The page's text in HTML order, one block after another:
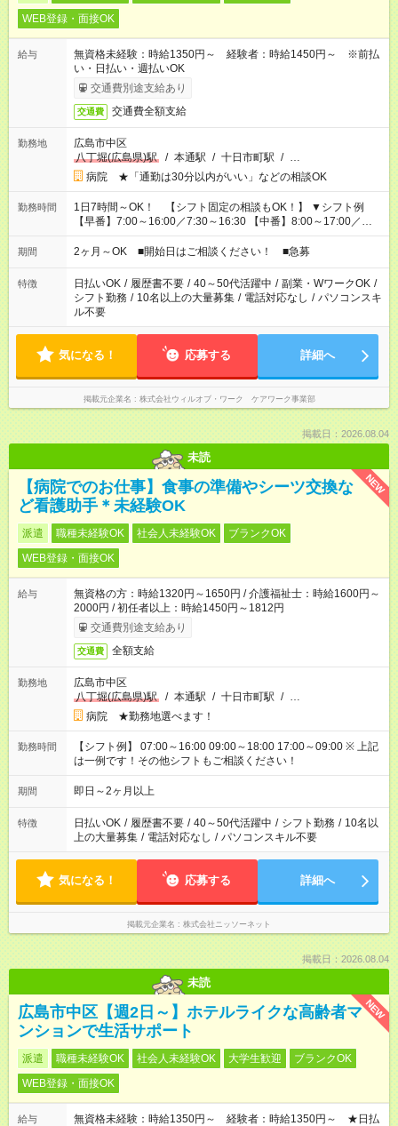
WEB登録・面接OK
給与
無資格未経験：時給1350円～ 経験者：時給1450円～ ※前払
い・日払い・週払いOK
交通費別途支給あり
交通費 交通費全額支給
勤務地
広島市中区
八丁堀(広島県)駅
/ 本通駅 / 十日市町駅 / …
病院 ★「通勤は30分以内がいい」などの相談OK
勤務時間
1日7時間～OK！ 【シフト固定の相談もOK！】 ▼シフト例
【早番】7:00～16:00／7:30～16:30 【中番】8:00～17:00／
9:00～18:00 【遅番】11:00～20:00／13:00～22:00 「〇時まで
には帰りたい」 「〇時からしか出勤できない」 などの相談OK！
期間 2ヶ月～OK ■開始日はご相談ください！ ■急募
特徴 日払いOK / 履歴書不要 / 40～50代活躍中 / 副業・WワークOK /
シフト勤務 / 10名以上の大量募集 / 電話対応なし / パソコンスキ
ル不要
気になる！ 応募する 詳細へ
掲載元企業名 株式会社ウィルオブ・ワーク ケアワーク事業部
掲載日：2026.08.04
未読
NEW
【病院でのお仕事】食事の準備やシーツ交換な
ど看護助手＊未経験OK
派遣 職種未経験OK 社会人未経験OK
ブランクOK
WEB登録・面接OK
給与
無資格の方：時給1320円～1650円 / 介護福祉士：時給1600円～
2000円 / 初任者以上：時給1450円～1812円
交通費別途支給あり
交通費 全額支給
勤務地
広島市中区
八丁堀(広島県)駅
/ 本通駅 / 十日市町駅 / …
病院 ★勤務地選べます！
勤務時間
【シフト例】 07:00～16:00 09:00～18:00 17:00～09:00 ※ 上記
は一例です！その他シフトもご相談ください！
期間 即日～2ヶ月以上
特徴 日払いOK / 履歴書不要 / 40～50代活躍中 / シフト勤務 / 10名以
上の大量募集 / 電話対応なし / パソコンスキル不要
気になる！ 応募する 詳細へ
掲載元企業名 株式会社ニッソーネット
掲載日：2026.08.04
未読
NEW
広島市中区【週2日～】ホテルライクな高齢者マ
ンションで生活サポート
派遣 職種未経験OK 社会人未経験OK 大学生歓迎
ブランクOK
WEB登録・面接OK
給与
無資格未経験：時給1350円～ 経験者：時給1350円～ ★日払